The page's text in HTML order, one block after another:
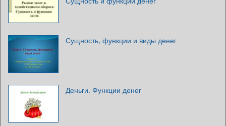
Сущность, функции и виды денег
Деньги. Функции денег